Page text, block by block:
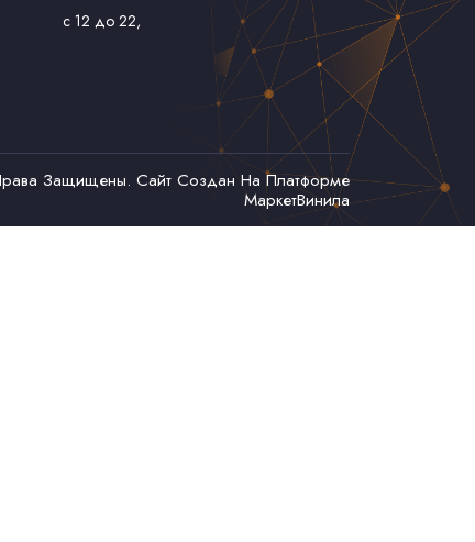
с 12 до 22,
Защищены. Сайт Создан На Платформе
МаркетВинила